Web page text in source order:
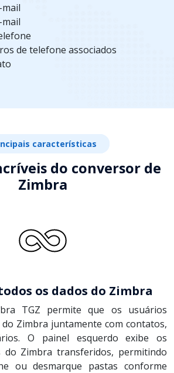
mail
mail
de telefone associados
características
do conversor de
Zimbra
os dados do Zimbra
TGZ permite que os usuários
Zimbra juntamente com contatos,
O painel esquerdo exibe os
do Zimbra transferidos, permitindo
ou desmarque pastas conforme